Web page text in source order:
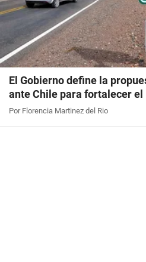
El Gobierno define la
ante Chile para fortalecer el
Por Florencia Martinez del Rio